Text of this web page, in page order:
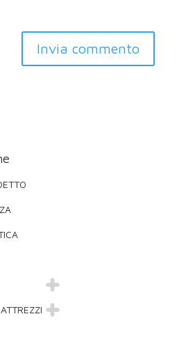
Invia commento